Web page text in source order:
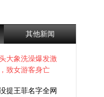
其他新闻
大象洗澡爆发激
致女游客身亡
提王菲名字全网